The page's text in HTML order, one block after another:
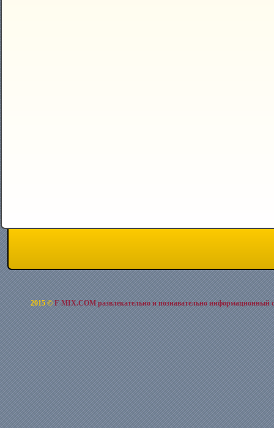
2015 ©F-MIX.COM развлекательно и познавательно информационный